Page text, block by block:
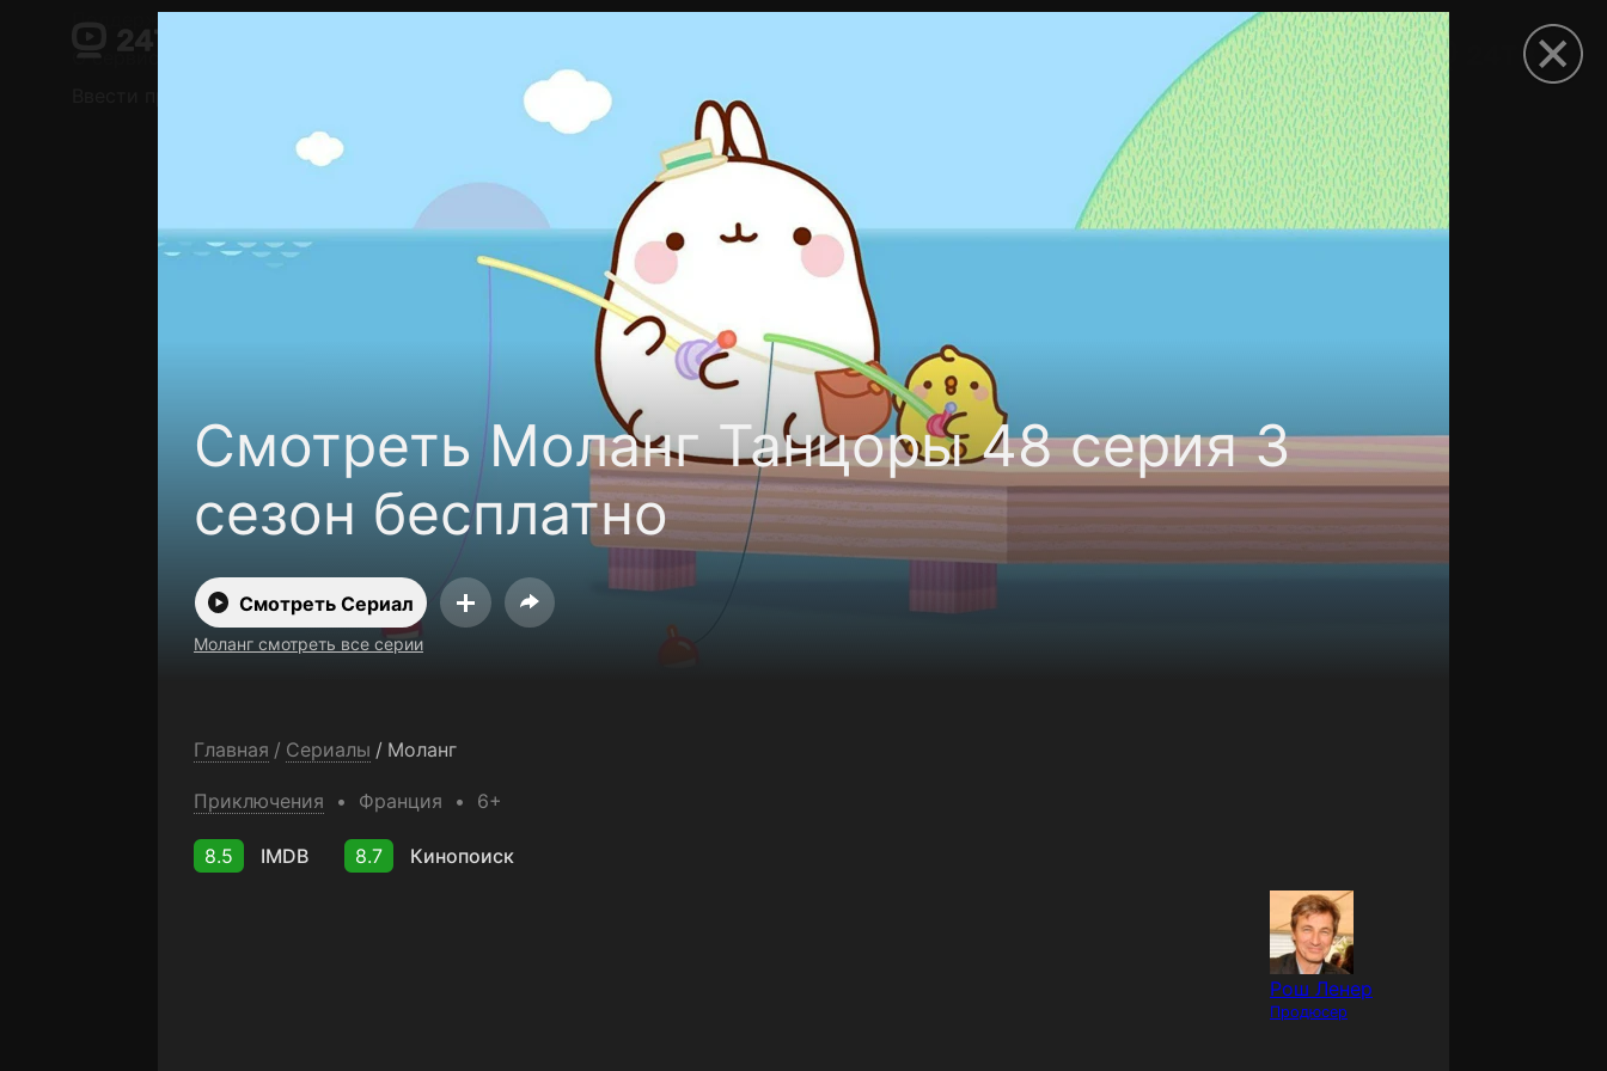
Смотреть Моланг Танцоры 48 серия 3
сезон бесплатно
Смотреть Сериал
Моланг смотреть все серии
Главная / Сериалы / Моланг
Приключения Франция 6+
8.5 IMDB 8.7 Кинопоиск
Рош Ленер
Продюсер
Поддержка:support@24h.tv
Открыть приложение
Бесплатные каналы Контакты